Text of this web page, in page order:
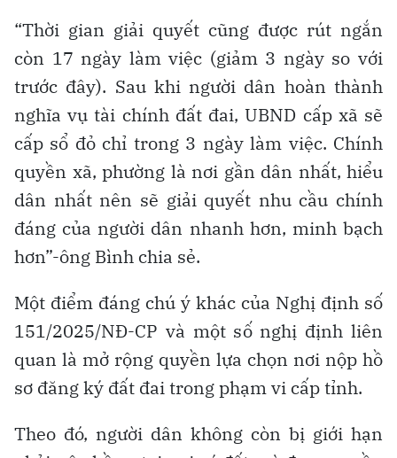
“Thời gian giải quyết cũng được rút ngắn
còn 17 ngày làm việc (giảm 3 ngày so với
trước đây). Sau khi người dân hoàn thành
nghĩa vụ tài chính đất đai, UBND cấp xã sẽ
cấp sổ đỏ chỉ trong 3 ngày làm việc. Chính
quyền xã, phường là nơi gần dân nhất, hiểu
dân nhất nên sẽ giải quyết nhu cầu chính
đáng của người dân nhanh hơn, minh bạch
hơn”-ông Bình chia sẻ.
Một điểm đáng chú ý khác của Nghị định số
151/2025/NĐ-CP và một số nghị định liên
quan là mở rộng quyền lựa chọn nơi nộp hồ
sơ đăng ký đất đai trong phạm vi cấp tỉnh.
Theo đó, người dân không còn bị giới hạn